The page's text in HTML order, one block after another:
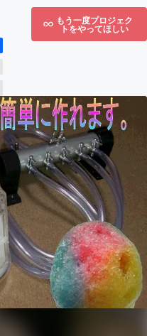
もう一度プロジェク
トをやってほしい